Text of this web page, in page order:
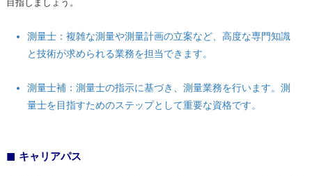
目指しましょう。
測量士：複雑な測量や測量計画の立案など、高度な専門知識
と技術が求められる業務を担当できます。
測量士補：測量士の指示に基づき、測量業務を行います。測
量士を目指すためのステップとして重要な資格です。
キャリアパス